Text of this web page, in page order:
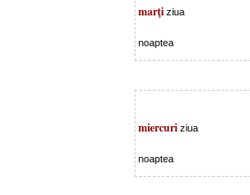
marţi ziua
noaptea
miercuri ziua
noaptea